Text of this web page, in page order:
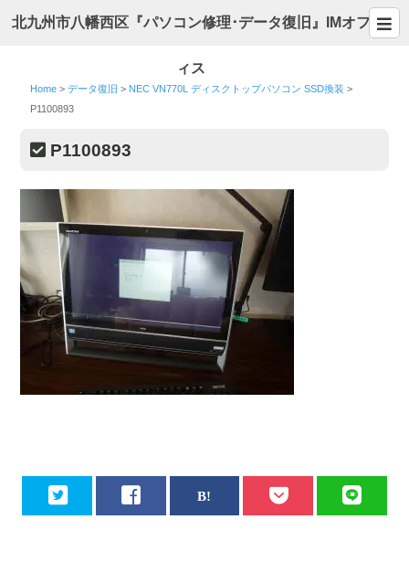
北九州市八幡西区『パソコン修理･データ復旧』IMオフ
ィス
Home >データ復旧 > NEC VN770L ディスクトップパソコン SSD換装 >
P1100893
P1100893